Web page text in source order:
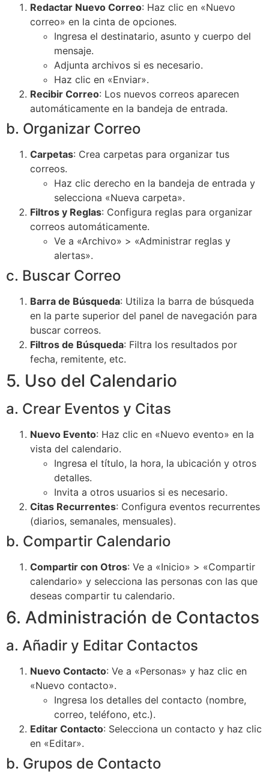
Redactar Nuevo Correo: Haz clic en «Nuevo
correo» en la cinta de opciones.
Ingresa el destinatario, asunto y cuerpo del
mensaje.
Adjunta archivos si es necesario.
Haz clic en «Enviar».
Recibir Correo: Los nuevos correos aparecen
automáticamente en la bandeja de entrada.
b. Organizar Correo
Carpetas: Crea carpetas para organizar tus
correos.
Haz clic derecho en la bandeja de entrada y
selecciona «Nueva carpeta».
Filtros y Reglas: Configura reglas para organizar
correos automáticamente.
Ve a «Archivo» > «Administrar reglas y
alertas».
c. Buscar Correo
Barra de Búsqueda: Utiliza la barra de búsqueda
en la parte superior del panel de navegación para
buscar correos.
Filtros de Búsqueda: Filtra los resultados por
fecha, remitente, etc.
5. Uso del Calendario
a. Crear Eventos y Citas
Nuevo Evento: Haz clic en «Nuevo evento» en la
vista del calendario.
Ingresa el título, la hora, la ubicación y otros
detalles.
Invita a otros usuarios si es necesario.
Citas Recurrentes: Configura eventos recurrentes
(diarios, semanales, mensuales).
b. Compartir Calendario
Compartir con Otros: Ve a «Inicio» > «Compartir
calendario» y selecciona las personas con las que
deseas compartir tu calendario.
6. Administración de Contactos
a. Añadir y Editar Contactos
Nuevo Contacto: Ve a «Personas» y haz clic en
«Nuevo contacto».
Ingresa los detalles del contacto (nombre,
correo, teléfono, etc.).
Editar Contacto: Selecciona un contacto y haz clic
en «Editar».
b. Grupos de Contacto